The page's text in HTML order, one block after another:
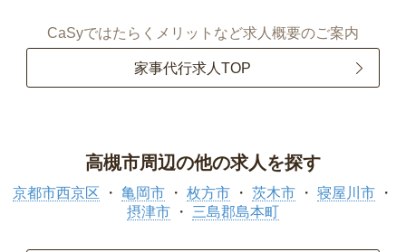
CaSyではたらくメリットなど求人概要のご案内
家事代行求人TOP
高槻市周辺の他の求人を探す
京都市西京区 亀岡市 枚方市 茨木市
寝屋川市
摂津市
三島郡島本町